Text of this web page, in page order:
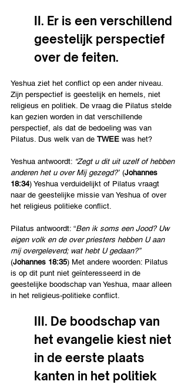
II. Er is een verschillend
geestelijk perspectief
over de feiten.
Yeshua ziet het conflict op een ander niveau.
Zijn perspectief is geestelijk en hemels, niet
religieus en politiek. De vraag die Pilatus stelde
kan gezien worden in dat verschillende
perspectief, als dat de bedoeling was van
Pilatus. Dus welk van de TWEE was het?
Yeshua antwoordt: “Zegt u dit uit uzelf of hebben
anderen het u over Mij gezegd?” (Johannes
18:34) Yeshua verduidelijkt of Pilatus vraagt
naar de geestelijke missie van Yeshua of over
het religieus politieke conflict.
Pilatus antwoordt: “Ben ik soms een Jood? Uw
eigen volk en de over priesters hebben U aan
mij overgeleverd; wat hebt U gedaan?”
(Johannes 18:35) Met andere woorden: Pilatus
is op dit punt niet geïnteresseerd in de
geestelijke boodschap van Yeshua, maar alleen
in het religieus-politieke conflict.
III. De boodschap van
het evangelie kiest niet
in de eerste plaats
kanten in het politiek